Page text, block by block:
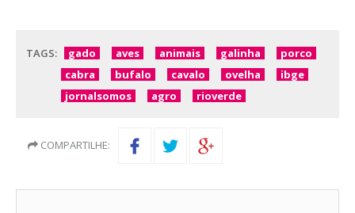
TAGS: gado aves animais galinha
porco
cabra
bufalo cavalo ovelha
ibge
jornalsomos
agro rioverde
COMPARTILHE: